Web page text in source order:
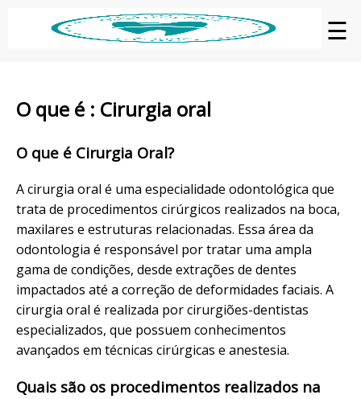
☰
O que é : Cirurgia oral
O que é Cirurgia Oral?
A cirurgia oral é uma especialidade odontológica que
trata de procedimentos cirúrgicos realizados na boca,
maxilares e estruturas relacionadas. Essa área da
odontologia é responsável por tratar uma ampla
gama de condições, desde extrações de dentes
impactados até a correção de deformidades faciais. A
cirurgia oral é realizada por cirurgiões-dentistas
especializados, que possuem conhecimentos
avançados em técnicas cirúrgicas e anestesia.
Quais são os procedimentos realizados na